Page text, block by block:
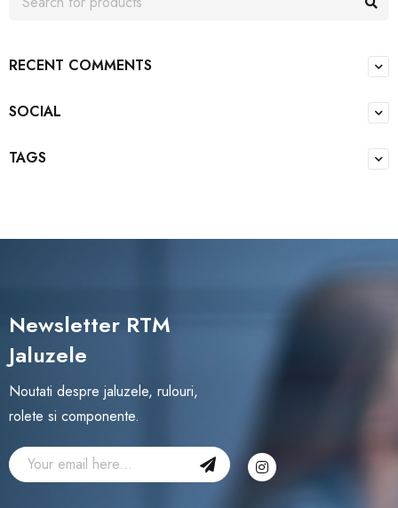
RECENT COMMENTS
SOCIAL
TAGS
Newsletter RTM
Jaluzele
Noutati despre jaluzele, rulouri,
rolete si componente.